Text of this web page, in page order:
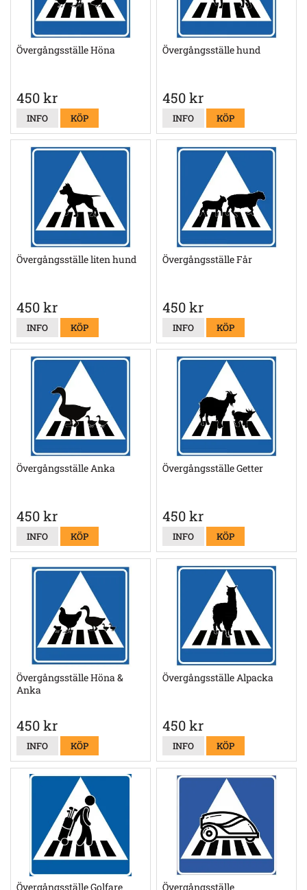
Övergångsställe Höna
450 kr
INFO KÖP
Övergångsställe hund
450 kr
INFO KÖP
Övergångsställe liten hund
450 kr
INFO KÖP
Övergångsställe Får
450 kr
INFO KÖP
Övergångsställe Anka
450 kr
INFO KÖP
Övergångsställe Getter
450 kr
INFO KÖP
Övergångsställe Höna &
Anka
450 kr
INFO KÖP
Övergångsställe Alpacka
450 kr
INFO KÖP
Övergångsställe Golfare Övergångsställe